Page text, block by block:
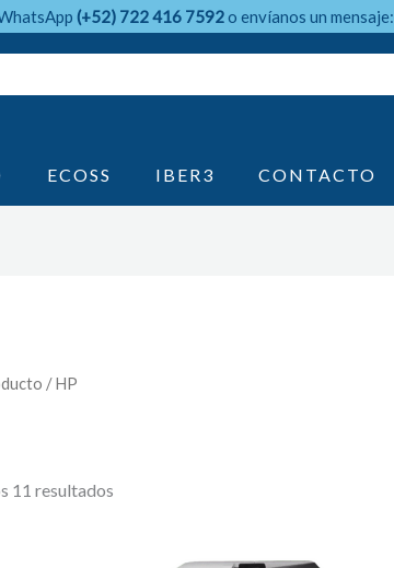
(+52) 722 416 7592o envíanos un mensaje:
ECOSS IBER3 CONTACTO
/ HP
11 resultados